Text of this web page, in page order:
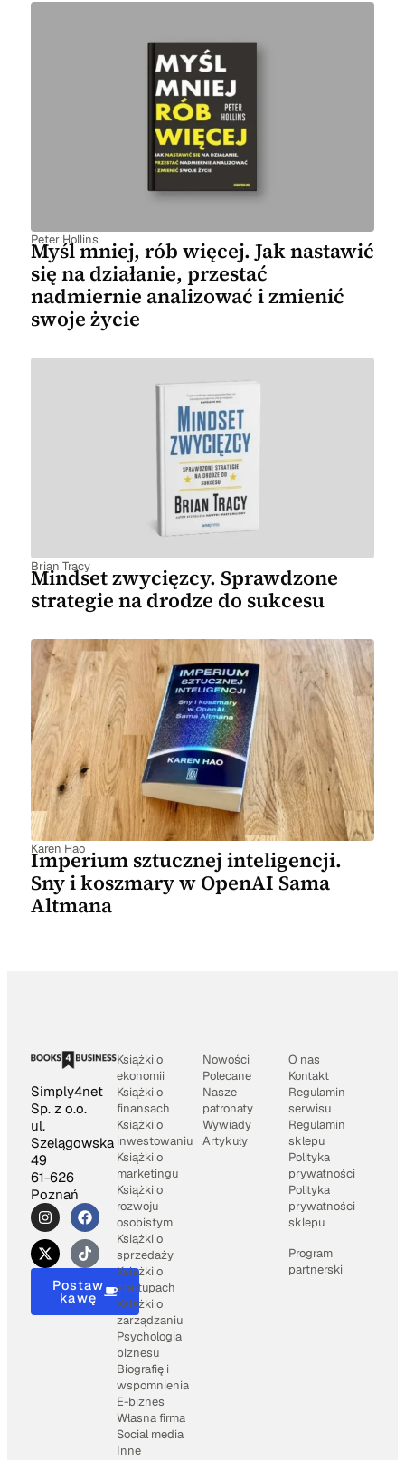
Peter Hollins
Myśl mniej, rób więcej. Jak nastawić
się na działanie, przestać
nadmiernie analizować i zmienić
swoje życie
Brian Tracy
Mindset zwycięzcy. Sprawdzone
strategie na drodze do sukcesu
Karen Hao
Imperium sztucznej inteligencji.
Sny i koszmary w OpenAI Sama
Altmana
Simply4net
Sp. z o.o.
ul.
Szelągowska
49
61-626
Poznań
Postaw
kawę
Książki o
ekonomii
Książki o
finansach
Książki o
inwestowaniu
Książki o
marketingu
Książki o
rozwoju
osobistym
Książki o
sprzedaży
Książki o
startupach
Książki o
zarządzaniu
Psychologia
biznesu
Biografię i
wspomnienia
E-biznes
Własna firma
Social media
Inne
Nowości
Polecane
Nasze
patronaty
Wywiady
Artykuły
O nas
Kontakt
Regulamin
serwisu
Regulamin
sklepu
Polityka
prywatności
Polityka
prywatności
sklepu
Program
partnerski